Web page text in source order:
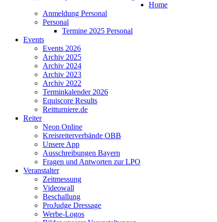
Home
Anmeldung Personal
Personal
Termine 2025 Personal
Events
Events 2026
Archiv 2025
Archiv 2024
Archiv 2023
Archiv 2022
Terminkalender 2026
Equiscore Results
Reitturniere.de
Reiter
Neon Online
Kreisreiterverbände OBB
Unsere App
Ausschreibungen Bayern
Fragen und Antworten zur LPO
Veranstalter
Zeitmessung
Videowall
Beschallung
ProJudge Dressage
Werbe-Logos